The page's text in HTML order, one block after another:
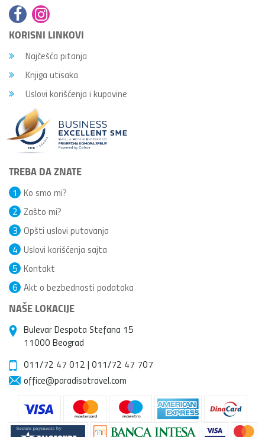
KORISNI LINKOVI
Najčešća pitanja
Knjiga utisaka
Uslovi korišćenja i kupovine
TREBA DA ZNATE
Ko smo mi?
1
Zašto mi?
2
Opšti uslovi putovanja
3
Uslovi korišćenja sajta
4
Kontakt
5
Akt o bezbednosti podataka
6
NAŠE LOKACIJE
Bulevar Despota Stefana 15
11000 Beograd
011/72 47 012 | 011/72 47 707
office@paradisotravel.com